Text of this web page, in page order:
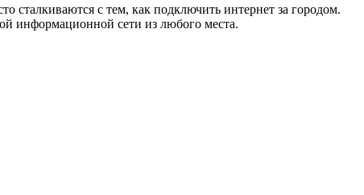
сталкиваются с тем, как подключить интернет за городом.
информационной сети из любого места.